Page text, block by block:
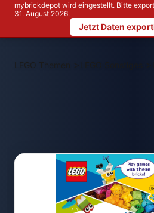
mybrickdepot wird eingestellt. Bitte
31. August 2026.
Jetzt Daten
LEGO Themen >